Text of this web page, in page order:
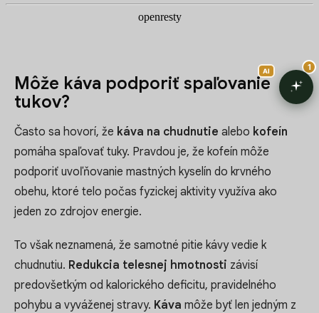
Môže káva podporiť spaľovanie
tukov?
Často sa hovorí, že káva na chudnutie alebo kofeín
pomáha spaľovať tuky. Pravdou je, že kofeín môže
podporiť uvoľňovanie mastných kyselín do krvného
obehu, ktoré telo počas fyzickej aktivity využíva ako
jeden zo zdrojov energie.
To však neznamená, že samotné pitie kávy vedie k
chudnutiu. Redukcia telesnej hmotnosti závisí
predovšetkým od kalorického deficitu, pravidelného
pohybu a vyváženej stravy. Káva môže byť len jedným z